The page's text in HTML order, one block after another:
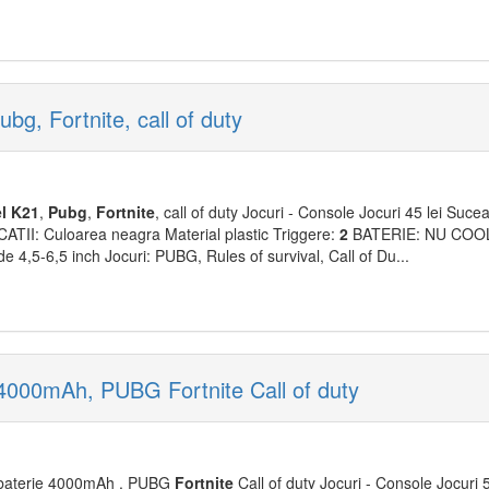
Fortnite, call of duty
K21, Pubg, Fortnite, call of duty Jocuri - Console Jocuri 45 lei
Culoarea neagra Material plastic Triggere: 2 BATERIE: NU
4,5-6,5 inch Jocuri: PUBG, Rules of survival, Call of Du...
PUBG Fortnite Call of duty
4000mAh , PUBG Fortnite Call of duty Jocuri - Console Jocuri